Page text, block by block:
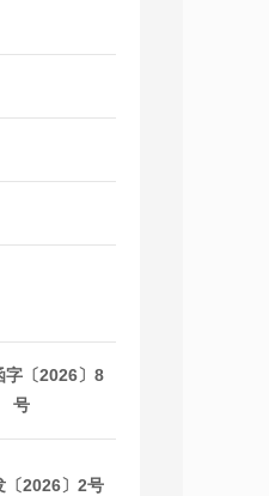
字〔2026〕8
号
〔2026〕2号